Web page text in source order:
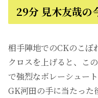
29分 見木友哉の
相手陣地でのCKのこぼ
クロスを上げると、こ
で強烈なボレーシュー
GK河田の手に当たった